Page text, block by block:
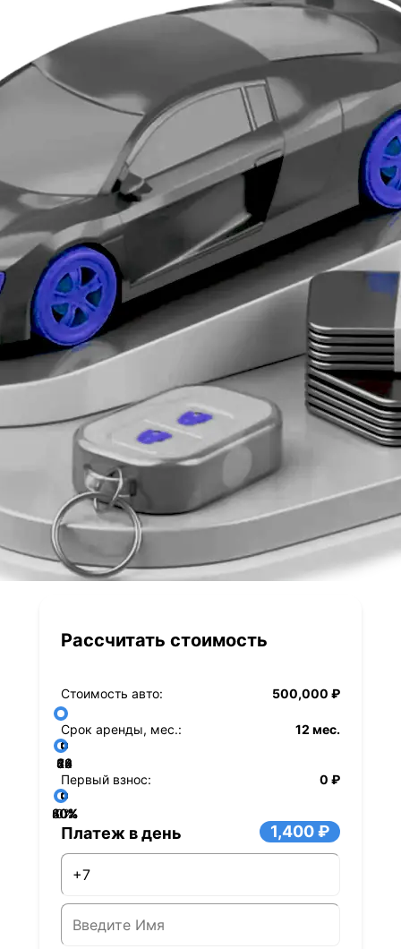
Рассчитать стоимость
Стоимость авто: 500,000 ₽
Срок аренды, мес.: 12 мес.
12
24
36
48
60
72
84
Первый взнос:
0 ₽
0%
20%
40%
60%
80%
Платеж в день 1,400 ₽